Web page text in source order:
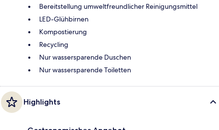
Bereitstellung umweltfreundlicher Reinigungsmittel
LED-Glühbirnen
Kompostierung
Recycling
Nur wassersparende Duschen
Nur wassersparende Toiletten
Highlights